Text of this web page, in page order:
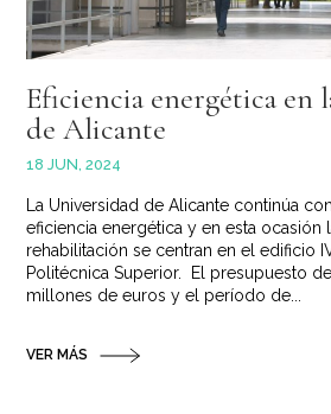
Eficiencia energética en
de Alicante
18 JUN, 2024
La Universidad de Alicante continúa
eficiencia energética y en esta ocasión
rehabilitación se centran en el edificio
Politécnica Superior. El presupuesto
millones de euros y el período de...
VER MÁS